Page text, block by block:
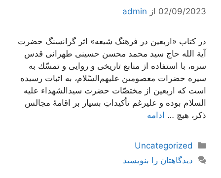
02/09/2023 از admin
در کتاب «اربعین در فرهنگ شیعه» اثر گرانسنگ حضرت
آیة الله حاج سید محمد محسن حسینی طهرانی قدس
سره، با استفاده از منابع تاريخى و روايى و تمسّك به
سيره حضرات معصومين عليهم‌‏السّلام، به اثبات رسیده
است که اربعین از مختصّات حضرت سیدالشهداء علیه
السلام بوده و علیرغم تأکیداتِ بسیار بر اقامۀ مجالس
ذکر، هیچ … ادامه
دسته‌ها
Uncategorized
دیدگاهتان را بنویسید